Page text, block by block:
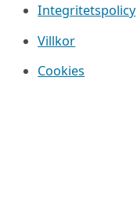
Integritetspolicy
Villkor
Cookies